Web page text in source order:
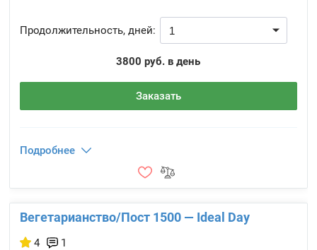
Продолжительность, дней:
3800 руб. в день
Заказать
Подробнее
Вегетарианство/Пост 1500 — Ideal Day
4 1